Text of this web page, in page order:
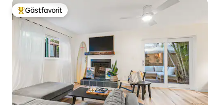
Populär gästfavorit
Gästfavorit